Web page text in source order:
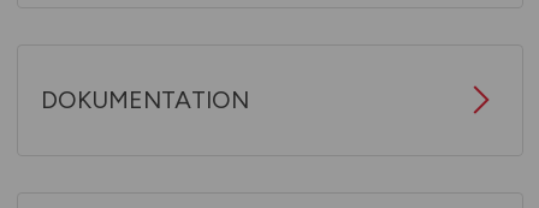
DOKUMENTATION